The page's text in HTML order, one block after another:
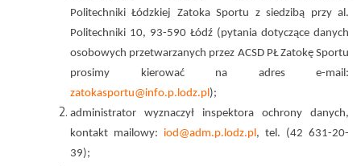
Politechniki Łódzkiej Zatoka Sportu z siedzibą przy al.
Politechniki 10, 93-590 Łódź (pytania dotyczące danych
osobowych przetwarzanych przez ACSD PŁ Zatokę Sportu
prosimy kierować na adres e-mail:
zatokasportu@info.p.lodz.pl );
administrator wyznaczył inspektora ochrony danych,
kontakt mailowy: iod@adm.p.lodz.pl , tel. (42 631-20-
39);